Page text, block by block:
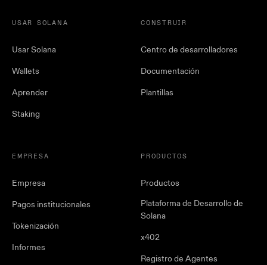
USAR SOLANA
Usar Solana
Wallets
Aprender
Staking
CONSTRUIR
Centro de desarrolladores
Documentación
Plantillas
EMPRESA
Empresa
Pagos institucionales
Tokenización
Informes
PRODUCTOS
Productos
Plataforma de Desarrollo de
Solana
x402
Registro de Agentes